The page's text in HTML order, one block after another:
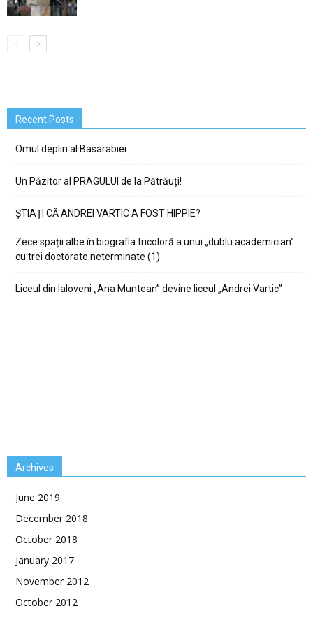
Recent Posts
Omul deplin al Basarabiei
Un Păzitor al PRAGULUI de la Pătrăuți!
ȘTIAȚI CĂ ANDREI VARTIC A FOST HIPPIE?
Zece spații albe în biografia tricoloră a unui „dublu academician”
cu trei doctorate neterminate (1)
Liceul din Ialoveni „Ana Muntean” devine liceul „Andrei Vartic”
Archives
June 2019
December 2018
October 2018
January 2017
November 2012
October 2012